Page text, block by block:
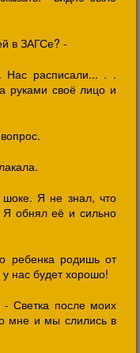
в ЗАГСе? -
Нас расписали... . .
руками своё лицо и
Я не знал, что
Я обнял её и сильно
ребенка родишь от
нас будет хорошо!
Светка после моих
мне и мы слились в